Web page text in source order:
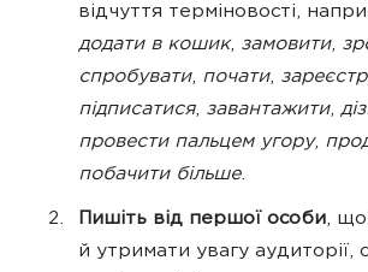
відчуття терміновості,
додати в кошик, замовити,
спробувати, почати,
підписатися, завантажити,
провести пальцем угору,
побачити більше.
Пишіть від першої особи,
й утримати увагу аудиторії,